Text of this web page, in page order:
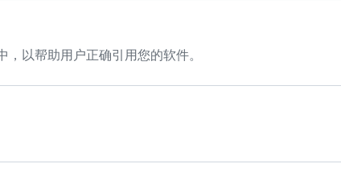
以帮助用户正确引用您的软件。